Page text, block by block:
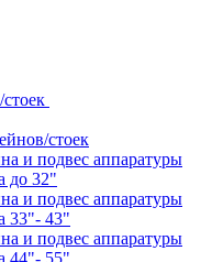
стоек
и подвес аппаратуры
до 32"
и подвес аппаратуры
33"- 43"
и подвес аппаратуры
44"- 55"